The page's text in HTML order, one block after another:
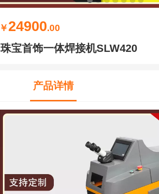
￥24900.00
珠宝首饰一体焊接机SLW420
产品详情